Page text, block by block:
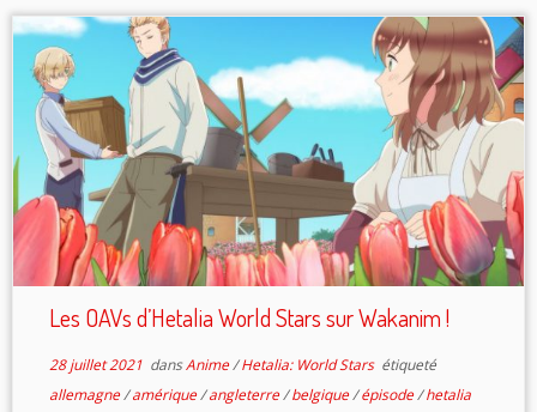
Les OAVs d’Hetalia World Stars sur Wakanim !
28 juillet 2021dansAnime/Hetalia: World Stars étiqueté
allemagne/amérique/angleterre/belgique/épisode/hetalia